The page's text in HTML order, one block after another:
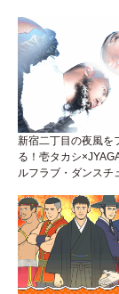
新宿二丁目の夜風を
る！壱タカシ
ルフラブ・ダンスチ